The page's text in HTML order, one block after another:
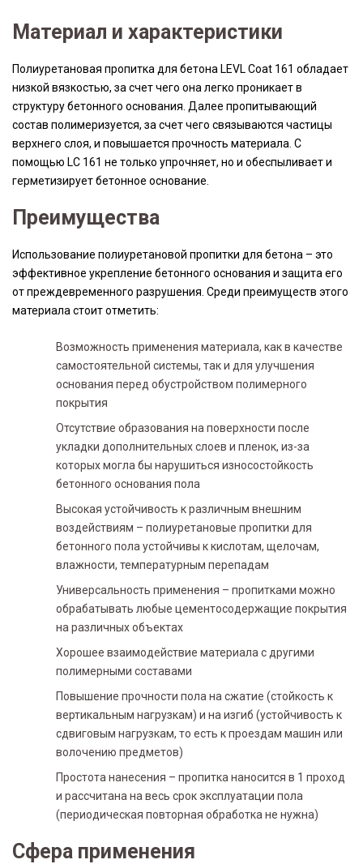
Материал и характеристики
Полиуретановая пропитка для бетона LEVL Coat 161 обладает
низкой вязкостью, за счет чего она легко проникает в
структуру бетонного основания. Далее пропитывающий
состав полимеризуется, за счет чего связываются частицы
верхнего слоя, и повышается прочность материала. С
помощью LC 161 не только упрочняет, но и обеспыливает и
герметизирует бетонное основание.
Преимущества
Использование полиуретановой пропитки для бетона – это
эффективное укрепление бетонного основания и защита его
от преждевременного разрушения. Среди преимуществ этого
материала стоит отметить:
Возможность применения материала, как в качестве
самостоятельной системы, так и для улучшения
основания перед обустройством полимерного
покрытия
Отсутствие образования на поверхности после
укладки дополнительных слоев и пленок, из-за
которых могла бы нарушиться износостойкость
бетонного основания пола
Высокая устойчивость к различным внешним
воздействиям – полиуретановые пропитки для
бетонного пола устойчивы к кислотам, щелочам,
влажности, температурным перепадам
Универсальность применения – пропитками можно
обрабатывать любые цементосодержащие покрытия
на различных объектах
Хорошее взаимодействие материала с другими
полимерными составами
Повышение прочности пола на сжатие (стойкость к
вертикальным нагрузкам) и на изгиб (устойчивость к
сдвиговым нагрузкам, то есть к проездам машин или
волочению предметов)
Простота нанесения – пропитка наносится в 1 проход
и рассчитана на весь срок эксплуатации пола
(периодическая повторная обработка не нужна)
Сфера применения